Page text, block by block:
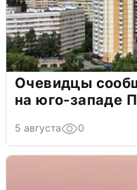
Очевидцы
на юго-западе
5 августа 0